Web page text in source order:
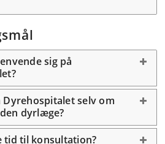
sig på
Dyrehospitalet selv om
dyrlæge?
tid til konsultation?